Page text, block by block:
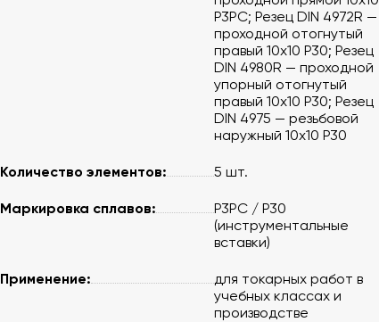
P3PC; Резец DIN 4972R —
проходной отогнутый
правый 10x10 P30; Резец
DIN 4980R — проходной
упорный отогнутый
правый 10x10 P30; Резец
DIN 4975 — резьбовой
наружный 10x10 P30
Количество элементов: 5 шт.
Маркировка сплавов:
P3PC / P30
(инструментальные
вставки)
Применение:
для токарных работ в
учебных классах и
производстве